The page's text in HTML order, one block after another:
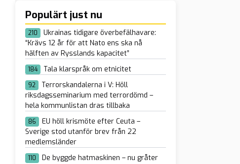
Populärt just nu
210
Ukrainas tidigare överbefälhavare:
“Krävs 12 år för att Nato ens ska nå
hälften av Rysslands kapacitet”
184 Tala klarspråk om etnicitet
92
Terrorskandalerna i V: Höll
riksdagsseminarium med terrordömd –
hela kommunlistan dras tillbaka
86
EU höll krismöte efter Ceuta –
Sverige stod utanför brev från 22
medlemsländer
110
De byggde hatmaskinen – nu gråter